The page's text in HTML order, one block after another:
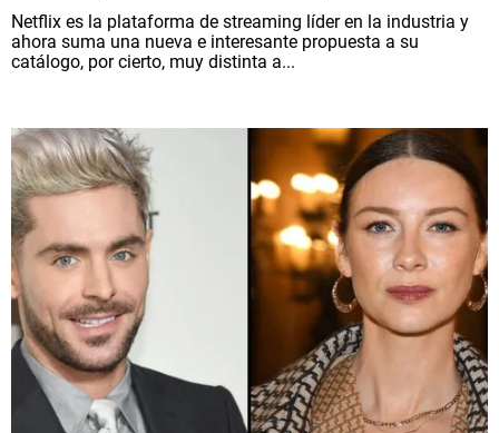
Netflix es la plataforma de streaming líder en la industria y
ahora suma una nueva e interesante propuesta a su
catálogo, por cierto, muy distinta a...